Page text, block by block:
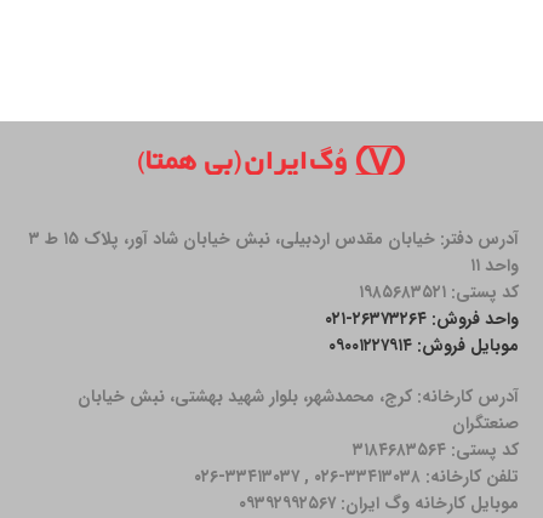
آدرس دفتر: خیابان مقدس اردبیلی، نبش خیابان شاد آور، پلاک ۱۵ ط ۳
واحد ۱۱
کد پستی: ۱۹۸۵۶۸۳۵۲۱
واحد فروش: ۲۶۳۷۳۲۶۴-۰۲۱
موبایل فروش: ۰۹۰۰۱۲۲۷۹۱۴
آدرس کارخانه: كرج، محمدشهر، بلوار شهید بهشتی، نبش خیابان
صنعتگران
کد پستی: ۳۱۸۴۶۸۳۵۶۴
تلفن کارخانه: ۳۳۴۱۳۰۳۸-۰۲۶ , ۳۳۴۱۳۰۳۷-۰۲۶
موبایل کارخانه وگ ایران: ۰۹۳۹۲۹۹۲۵۶۷